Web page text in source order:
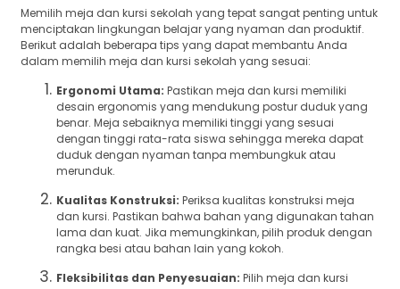
Memilih meja dan kursi sekolah yang tepat sangat penting untuk
menciptakan lingkungan belajar yang nyaman dan produktif.
Berikut adalah beberapa tips yang dapat membantu Anda
dalam memilih meja dan kursi sekolah yang sesuai:
Ergonomi Utama: Pastikan meja dan kursi memiliki
desain ergonomis yang mendukung postur duduk yang
benar. Meja sebaiknya memiliki tinggi yang sesuai
dengan tinggi rata-rata siswa sehingga mereka dapat
duduk dengan nyaman tanpa membungkuk atau
merunduk.
Kualitas Konstruksi: Periksa kualitas konstruksi meja
dan kursi. Pastikan bahwa bahan yang digunakan tahan
lama dan kuat. Jika memungkinkan, pilih produk dengan
rangka besi atau bahan lain yang kokoh.
Fleksibilitas dan Penyesuaian: Pilih meja dan kursi